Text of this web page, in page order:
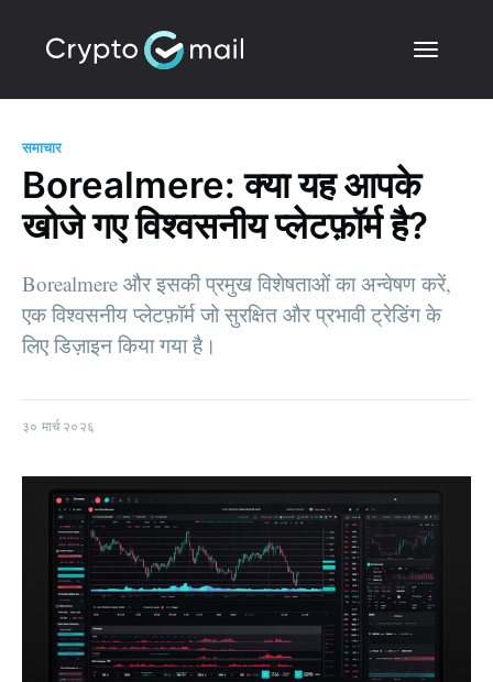
समाचार
Borealmere: क्या यह आपके
खोजे गए विश्वसनीय प्लेटफ़ॉर्म है?
Borealmere और इसकी प्रमुख विशेषताओं का अन्वेषण करें,
एक विश्वसनीय प्लेटफ़ॉर्म जो सुरक्षित और प्रभावी ट्रेडिंग के
लिए डिज़ाइन किया गया है।
३० मार्च २०२६